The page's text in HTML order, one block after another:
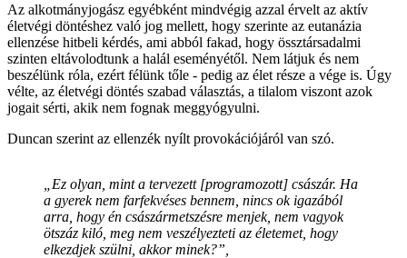
Az alkotmányjogász egyébként mindvégig azzal érvelt az aktív
életvégi döntéshez való jog mellett, hogy szerinte az eutanázia
ellenzése hitbeli kérdés, ami abból fakad, hogy össztársadalmi
szinten eltávolodtunk a halál eseményétől. Nem látjuk és nem
beszélünk róla, ezért félünk tőle - pedig az élet része a vége is. Úgy
vélte, az életvégi döntés szabad választás, a tilalom viszont azok
jogait sérti, akik nem fognak meggyógyulni.
Duncan szerint az ellenzék nyílt provokációjáról van szó.
„Ez olyan, mint a tervezett [programozott] császár. Ha
a gyerek nem farfekvéses bennem, nincs ok igazából
arra, hogy én császármetszésre menjek, nem vagyok
ötszáz kiló, meg nem veszélyezteti az életemet, hogy
elkezdjek szülni, akkor minek?”,